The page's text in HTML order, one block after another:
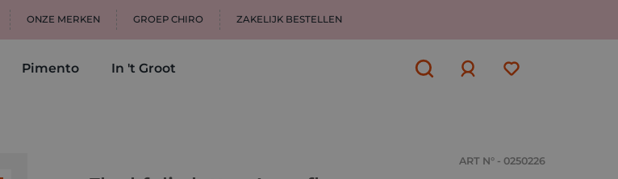
ONZE MERKEN GROEP CHIRO ZAKELIJK BESTELLEN
Pimento In 't Groot
ART N° - 0250226